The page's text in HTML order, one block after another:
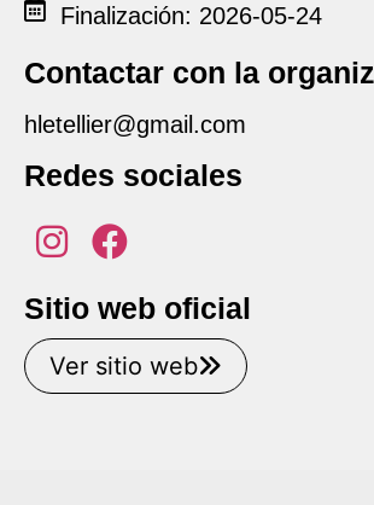
Finalización: 2026-05-24
Contactar con la
hletellier@gmail.com
Redes sociales
Sitio web oficial
Ver sitio web